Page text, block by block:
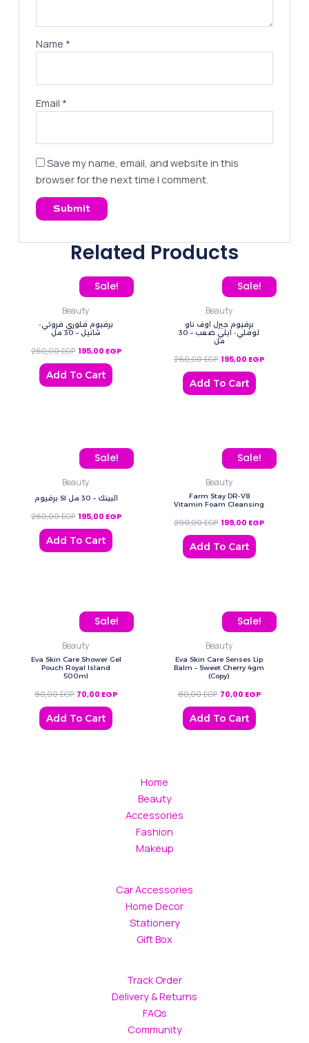
Name *
Email *
Save my name, email, and website in this
browser for the next time I comment.
Related Products
Sale!
Beauty
برفيوم فلوري فروتي-
شانيل – 30 مل
260,00EGP
Original price was: 260,00 EGP.
195,00 EGP
Current price is: 195,00 EGP.
Add To Cart
Sale!
Beauty
برفيوم جيرل اوف ناو
لوفلي- ايلي صعب – 30
مل
260,00EGP
Original price was:
195,00 EGP
Current
Add To Cart
Sale!
Beauty
برفيوم SI البينك – 30 مل
260,00EGP
Original price was: 260,00 EGP.
195,00 EGP
Current price is: 195,00 EGP.
Add To Cart
Sale!
Beauty
Farm Stay DR-V8
Vitamin Foam Cleansing
290,00EGP
Original price was:
199,00 EGP
Current
Add To Cart
Sale!
Beauty
Eva Skin Care Shower Gel
Pouch Royal Island
500ml
80,00EGP
Original price was: 80,00 EGP.
70,00 EGP
Current price is: 70,00 EGP.
Add To Cart
Sale!
Beauty
Eva Skin Care Senses Lip
Balm – Sweet Cherry 4gm
(Copy)
80,00EGP
Original price was:
70,00 EGP
Current price
Add To Cart
Home
Beauty
Accessories
Fashion
Makeup
Car Accessories
Home Decor
Stationery
Gift Box
Track Order
Delivery & Returns
FAQs
Community